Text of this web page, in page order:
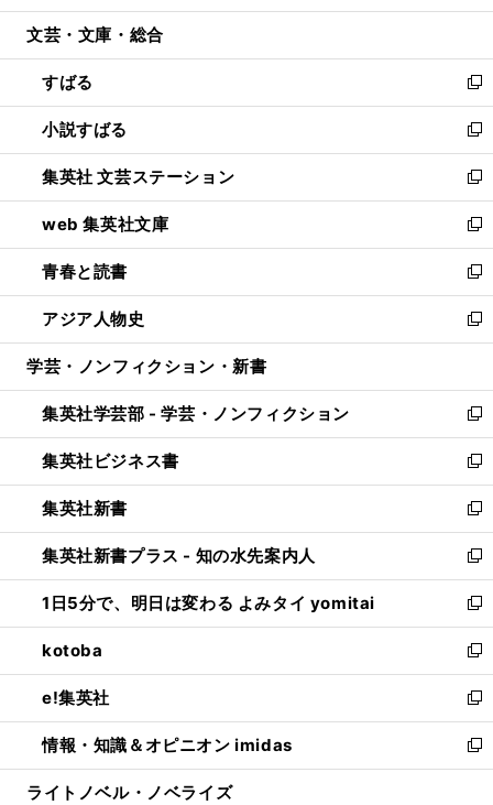
開
ウ
開
く
ン
ウ
で
開
く
ウ
ン
ド
ウ
で
開
く
文芸・文庫・総合
すばる
新
し
い
ウ
ィ
ン
ド
ウ
で
開
く
小説すばる
新
し
い
ウ
ィ
ン
ド
ウ
で
開
集英社 文芸ステーション
新
し
い
ウ
ィ
ン
ド
ウ
開
く
web 集英社文庫
新
し
い
ウ
ィ
ン
ウ
で
開
く
青春と読書
新
し
い
ウ
ン
ド
ウ
で
開
く
アジア人物史
新
し
ウ
ィ
ン
ド
ウ
で
開
く
学芸・ノンフィクション・新書
集英社学芸部 - 学芸・ノンフィクション
新
し
い
ウ
ィ
ン
ド
ウ
で
開
く
集英社ビジネス書
新
し
い
ウ
ィ
ン
ド
ウ
で
開
く
集英社新書
新
し
い
ウ
ィ
ン
ド
ウ
で
開
く
集英社新書プラス - 知の水先案内人
新
し
い
ウ
ィ
ン
ド
ウ
で
開
1日5分で、明日は変わる よみタイ yomitai
新
し
い
ウ
ィ
ン
ド
ウ
kotoba
新
し
い
ウ
ィ
ン
e!集英社
新
し
い
ウ
情報・知識＆オピニオン imidas
新
し
ライトノベル・ノベライズ